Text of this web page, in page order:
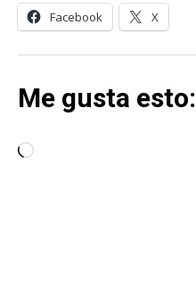
Facebook X
Me gusta esto:
C